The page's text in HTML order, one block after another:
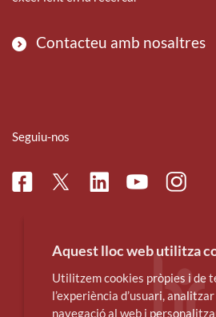
Contacteu amb nosaltres
Seguiu-nos
FacebookTwitterLinkedinYoutube
Aquest lloc web utilitza
Utilitzem cookies pròpies i de
l’experiència d’usuari,
navegació al web i